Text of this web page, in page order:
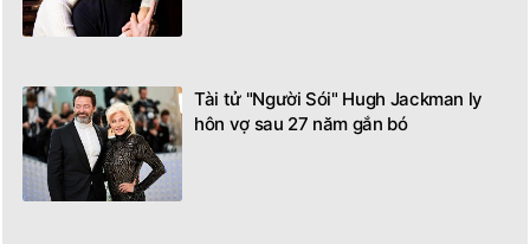
Tài tử "Người Sói" Hugh Jackman ly
hôn vợ sau 27 năm gắn bó